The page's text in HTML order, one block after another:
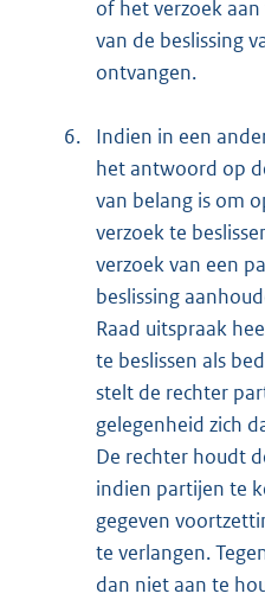
of het verzoek
van de beslissing
ontvangen.
6.
Indien in een
het antwoord op
van belang is om
verzoek te
verzoek van een
beslissing
Raad uitspraak
te beslissen als
stelt de rechter
gelegenheid zich
De rechter houdt
indien partijen te
gegeven
te verlangen.
dan niet aan te